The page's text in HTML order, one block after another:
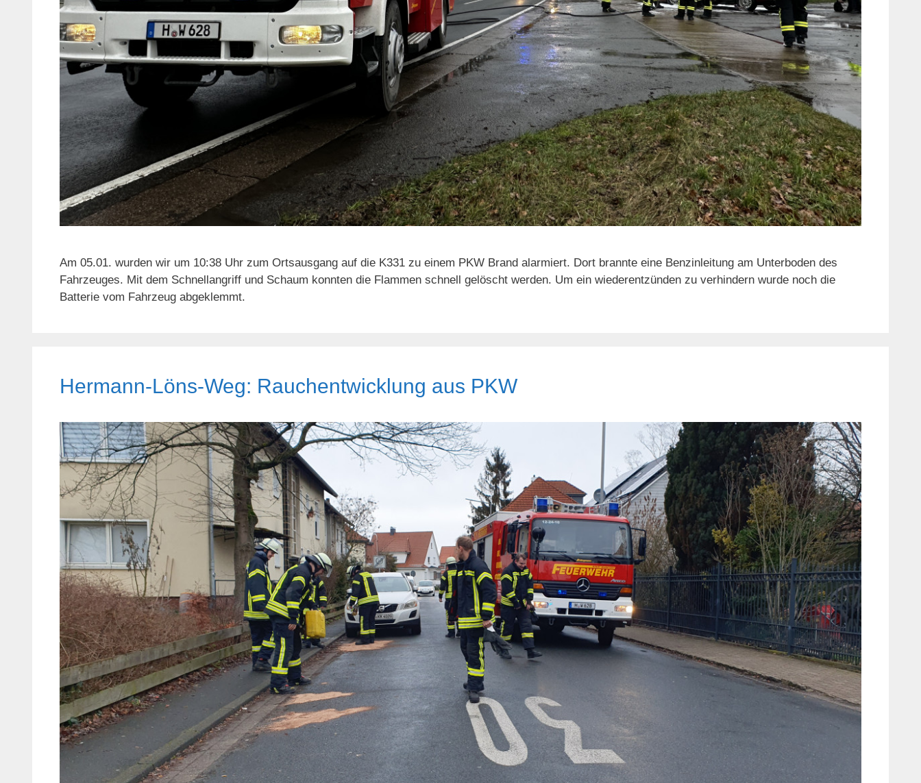
Am 05.01. wurden wir um 10:38 Uhr zum Ortsausgang auf die K331 zu einem PKW Brand alarmiert. Dort brannte eine Benzinleitung am Unterboden des
Fahrzeuges. Mit dem Schnellangriff und Schaum konnten die Flammen schnell gelöscht werden. Um ein wiederentzünden zu verhindern wurde noch die
Batterie vom Fahrzeug abgeklemmt.
Hermann-Löns-Weg: Rauchentwicklung aus PKW